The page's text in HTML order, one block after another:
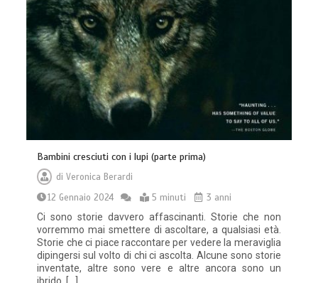
Bambini cresciuti con i lupi (parte prima)
diVeronica Berardi
12 Gennaio 2024
5 minuti
3 anni
Ci sono storie davvero affascinanti. Storie che non
vorremmo mai smettere di ascoltare, a qualsiasi età.
Storie che ci piace raccontare per vedere la meraviglia
dipingersi sul volto di chi ci ascolta. Alcune sono storie
inventate, altre sono vere e altre ancora sono un